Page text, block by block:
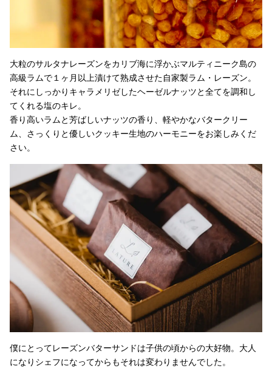
大粒のサルタナレーズンをカリブ海に浮かぶマルティニーク島の
高級ラムで１ヶ月以上漬けて熟成させた自家製ラム・レーズン。
それにしっかりキャラメリゼしたヘーゼルナッツと全てを調和し
てくれる塩のキレ。
香り高いラムと芳ばしいナッツの香り、軽やかなバタークリー
ム、さっくりと優しいクッキー生地のハーモニーをお楽しみくだ
さい。
僕にとってレーズンバターサンドは子供の頃からの大好物。大人
になりシェフになってからもそれは変わりませんでした。